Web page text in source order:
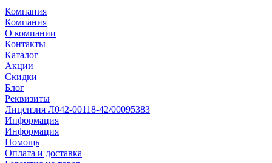
Компания
Компания
О компании
Контакты
Каталог
Акции
Скидки
Блог
Реквизиты
Лицензия Л042-00118-42/00095383
Информация
Информация
Помощь
Оплата и доставка